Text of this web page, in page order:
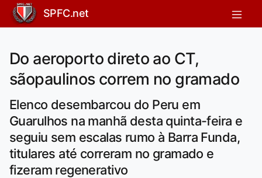
SPFC.net
Do aeroporto direto ao CT,
sãopaulinos correm no gramado
Elenco desembarcou do Peru em
Guarulhos na manhã desta quinta-feira e
seguiu sem escalas rumo à Barra Funda,
titulares até correram no gramado e
fizeram regenerativo